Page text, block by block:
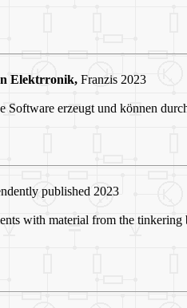
Elektrronik, Franzis 2023
erzeugt und können
published 2023
with material from the